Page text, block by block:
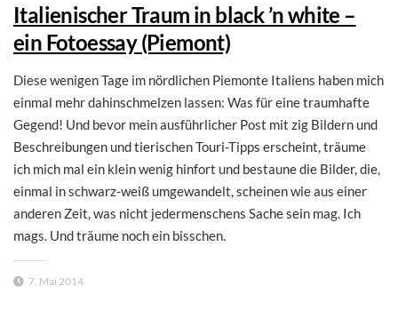
Italienischer Traum in black ’n white –
ein Fotoessay (Piemont)
Diese wenigen Tage im nördlichen Piemonte Italiens haben mich
einmal mehr dahinschmelzen lassen: Was für eine traumhafte
Gegend! Und bevor mein ausführlicher Post mit zig Bildern und
Beschreibungen und tierischen Touri-Tipps erscheint, träume
ich mich mal ein klein wenig hinfort und bestaune die Bilder, die,
einmal in schwarz-weiß umgewandelt, scheinen wie aus einer
anderen Zeit, was nicht jedermenschens Sache sein mag. Ich
mags. Und träume noch ein bisschen.
7. Mai 2014